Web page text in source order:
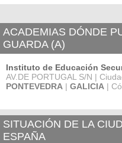
ACADEMIAS DÓNDE
GUARDA (A)
Instituto de Educación
AV.DE PORTUGAL S/N |
PONTEVEDRA | GALICIA |
SITUACIÓN DE LA
ESPAÑA